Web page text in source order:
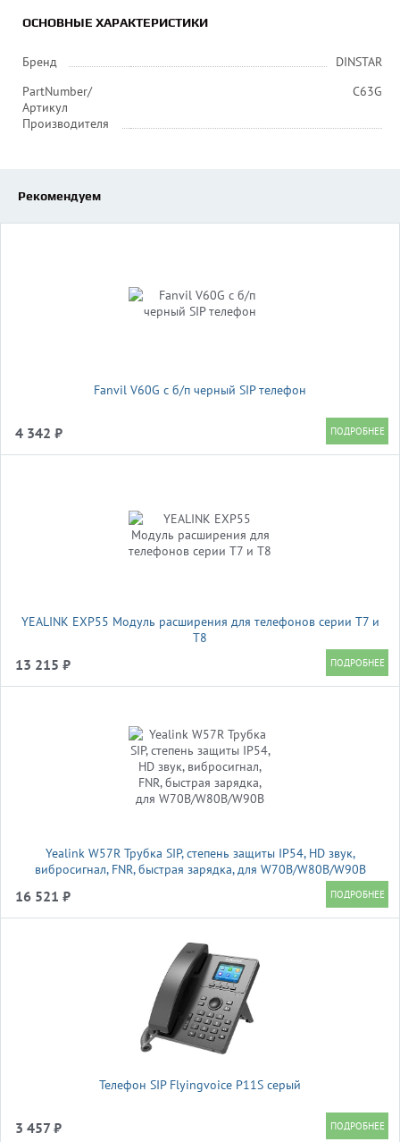
ОСНОВНЫЕ ХАРАКТЕРИСТИКИ
Бренд
DINSTAR
PartNumber/
Артикул
Производителя
C63G
Рекомендуем
Fanvil V60G c б/п черный SIP телефон
4 342 ₽
YEALINK EXP55 Модуль расширения для телефонов серии Т7 и
T8
13 215 ₽
Yealink W57R Трубка SIP, степень защиты IP54, HD звук,
вибросигнал, FNR, быстрая зарядка, для W70B/W80B/W90B
16 521 ₽
Телефон SIP Flyingvoice P11S серый
3 457 ₽